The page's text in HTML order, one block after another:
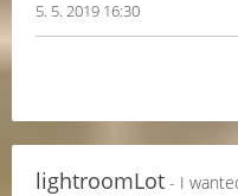
5. 5. 2019 16:30
lightroomLot - I